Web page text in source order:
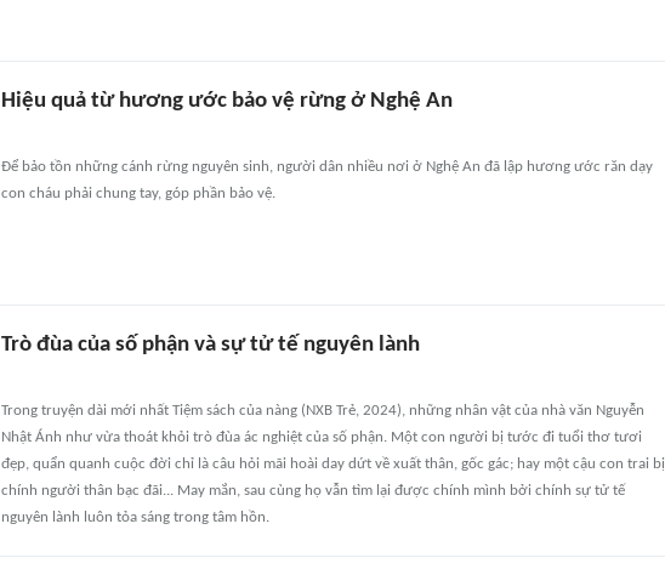
Hiệu quả từ hương ước bảo vệ rừng ở Nghệ An
Để bảo tồn những cánh rừng nguyên sinh, người dân nhiều nơi ở Nghệ An đã lập hương ước răn dạy
con cháu phải chung tay, góp phần bảo vệ.
Trò đùa của số phận và sự tử tế nguyên lành
Trong truyện dài mới nhất Tiệm sách của nàng (NXB Trẻ, 2024), những nhân vật của nhà văn Nguyễn
Nhật Ánh như vừa thoát khỏi trò đùa ác nghiệt của số phận. Một con người bị tước đi tuổi thơ tươi
đẹp, quẩn quanh cuộc đời chỉ là câu hỏi mãi hoài day dứt về xuất thân, gốc gác; hay một cậu con trai bị
chính người thân bạc đãi... May mắn, sau cùng họ vẫn tìm lại được chính mình bởi chính sự tử tế
nguyên lành luôn tỏa sáng trong tâm hồn.